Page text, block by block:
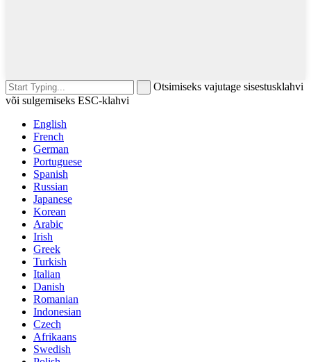
Otsimiseks vajutage sisestusklahvi
või sulgemiseks ESC-klahvi
English
French
German
Portuguese
Spanish
Russian
Japanese
Korean
Arabic
Irish
Greek
Turkish
Italian
Danish
Romanian
Indonesian
Czech
Afrikaans
Swedish